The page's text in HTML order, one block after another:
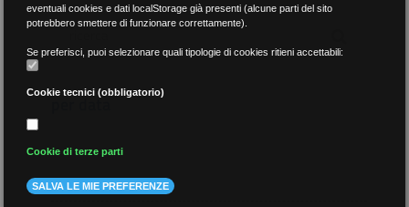
per data
eventuali cookies e dati localStorage già presenti (alcune parti del sito
potrebbero smettere di funzionare correttamente).
Se preferisci, puoi selezionare quali tipologie di cookies ritieni accettabili:
Cookie tecnici (obbligatorio)
Cookie di terze parti
SALVA LE MIE PREFERENZE